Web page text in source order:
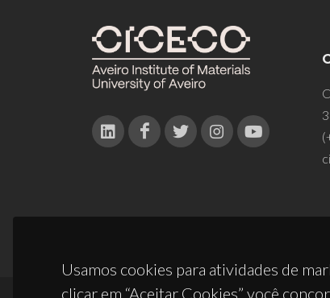
Usamos cookies para atividades de
clicar em “Aceitar Cookies” você